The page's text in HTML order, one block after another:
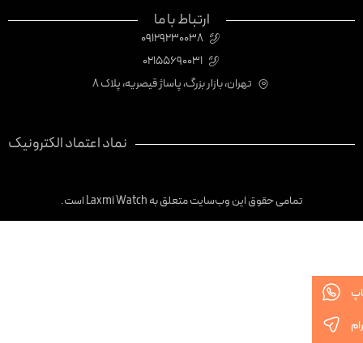
ارتباط با ما
09129230038
02155690031
تهران، بازار بزرگ، پاساژ قیصریه، پلاک 8
نماد اعتماد الکترونیک
تمامی حقوق این وب‌سایت متعلق به Laxmi Watch است.